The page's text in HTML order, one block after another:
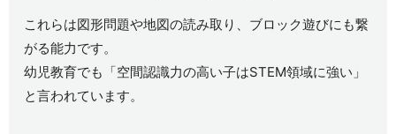
これらは図形問題や地図の読み取り、ブロック遊びにも繋
がる能力です。
幼児教育でも「空間認識力の高い子はSTEM領域に強い」
と言われています。